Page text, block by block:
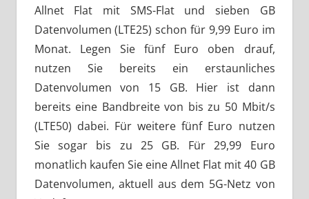
Allnet Flat mit SMS-Flat und sieben GB
Datenvolumen (LTE25) schon für 9,99 Euro im
Monat. Legen Sie fünf Euro oben drauf,
nutzen Sie bereits ein erstaunliches
Datenvolumen von 15 GB. Hier ist dann
bereits eine Bandbreite von bis zu 50 Mbit/s
(LTE50) dabei. Für weitere fünf Euro nutzen
Sie sogar bis zu 25 GB. Für 29,99 Euro
monatlich kaufen Sie eine Allnet Flat mit 40 GB
Datenvolumen, aktuell aus dem 5G-Netz von